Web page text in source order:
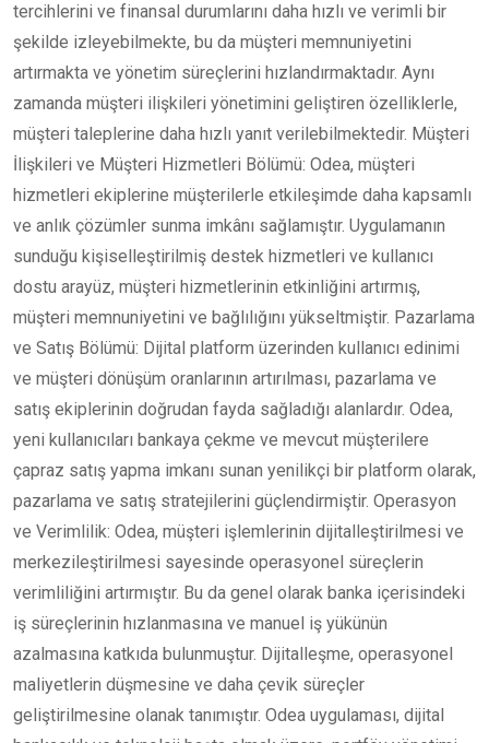
tercihlerini ve finansal durumlarını daha hızlı ve verimli bir
şekilde izleyebilmekte, bu da müşteri memnuniyetini
artırmakta ve yönetim süreçlerini hızlandırmaktadır. Aynı
zamanda müşteri ilişkileri yönetimini geliştiren özelliklerle,
müşteri taleplerine daha hızlı yanıt verilebilmektedir. Müşteri
İlişkileri ve Müşteri Hizmetleri Bölümü: Odea, müşteri
hizmetleri ekiplerine müşterilerle etkileşimde daha kapsamlı
ve anlık çözümler sunma imkânı sağlamıştır. Uygulamanın
sunduğu kişiselleştirilmiş destek hizmetleri ve kullanıcı
dostu arayüz, müşteri hizmetlerinin etkinliğini artırmış,
müşteri memnuniyetini ve bağlılığını yükseltmiştir. Pazarlama
ve Satış Bölümü: Dijital platform üzerinden kullanıcı edinimi
ve müşteri dönüşüm oranlarının artırılması, pazarlama ve
satış ekiplerinin doğrudan fayda sağladığı alanlardır. Odea,
yeni kullanıcıları bankaya çekme ve mevcut müşterilere
çapraz satış yapma imkanı sunan yenilikçi bir platform olarak,
pazarlama ve satış stratejilerini güçlendirmiştir. Operasyon
ve Verimlilik: Odea, müşteri işlemlerinin dijitalleştirilmesi ve
merkezileştirilmesi sayesinde operasyonel süreçlerin
verimliliğini artırmıştır. Bu da genel olarak banka içerisindeki
iş süreçlerinin hızlanmasına ve manuel iş yükünün
azalmasına katkıda bulunmuştur. Dijitalleşme, operasyonel
maliyetlerin düşmesine ve daha çevik süreçler
geliştirilmesine olanak tanımıştır. Odea uygulaması, dijital